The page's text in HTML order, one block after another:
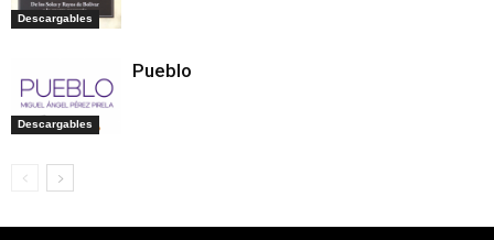
Descargables
Descargables
Pueblo